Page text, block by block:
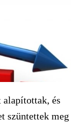
alapítottak, és
szüntettek meg